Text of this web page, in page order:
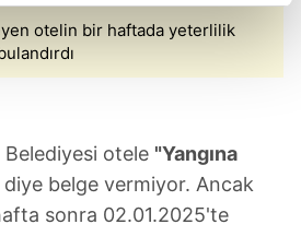
karşılamak noktasında tek gelir
hatırlatmak isteriz.
sunabilmek için İnternet
üçüncü kişilere ait çerezler
otelin bir haftada yeterlilik
otele "Yangına
diye belge vermiyor. Ancak
sonra 02.01.2025'te